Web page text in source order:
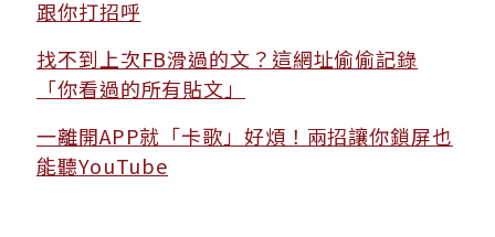
跟你打招呼
找不到上次FB滑過的文？這網址偷偷記錄
「你看過的所有貼文」
一離開APP就「卡歌」好煩！兩招讓你鎖屏也
能聽YouTube